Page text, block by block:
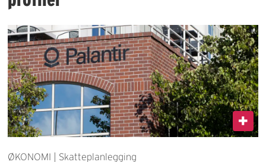
ØKONOMI | Skatteplanlegging